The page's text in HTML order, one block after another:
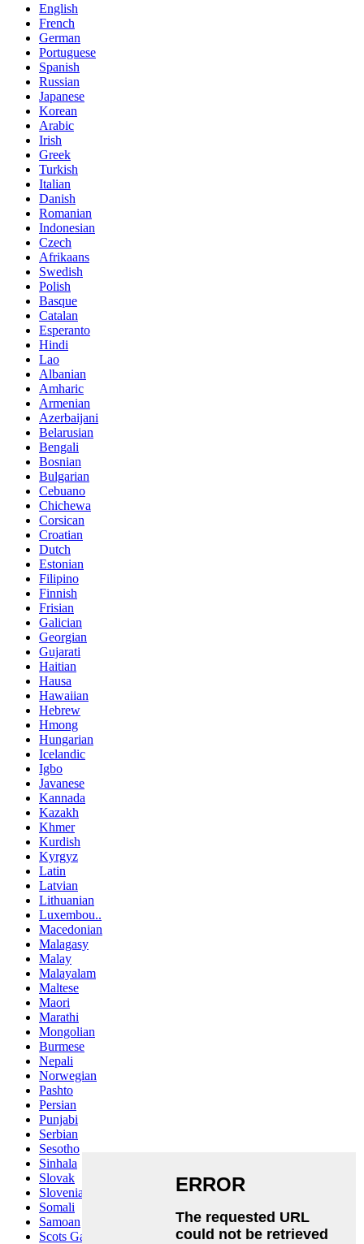
English
French
German
Portuguese
Spanish
Russian
Japanese
Korean
Arabic
Irish
Greek
Turkish
Italian
Danish
Romanian
Indonesian
Czech
Afrikaans
Swedish
Polish
Basque
Catalan
Esperanto
Hindi
Lao
Albanian
Amharic
Armenian
Azerbaijani
Belarusian
Bengali
Bosnian
Bulgarian
Cebuano
Chichewa
Corsican
Croatian
Dutch
Estonian
Filipino
Finnish
Frisian
Galician
Georgian
Gujarati
Haitian
Hausa
Hawaiian
Hebrew
Hmong
Hungarian
Icelandic
Igbo
Javanese
Kannada
Kazakh
Khmer
Kurdish
Kyrgyz
Latin
Latvian
Lithuanian
Luxembou..
Macedonian
Malagasy
Malay
Malayalam
Maltese
Maori
Marathi
Mongolian
Burmese
Nepali
Norwegian
Pashto
Persian
Punjabi
Serbian
Sesotho
Sinhala
Slovak
Slovenian
Somali
Samoan
Scots Gaelic